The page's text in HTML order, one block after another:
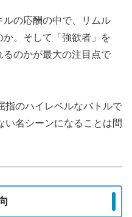
ルの応酬の中で、リムル
。そして「強欲者」を
のかが最大の注目点で
指のハイレベルなバトルで
い名シーンになることは間